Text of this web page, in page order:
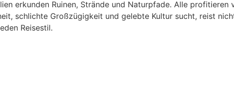
erkunden Ruinen, Strände und Naturpfade. Alle profitieren
schlichte Großzügigkeit und gelebte Kultur sucht, reist
Reisestil.